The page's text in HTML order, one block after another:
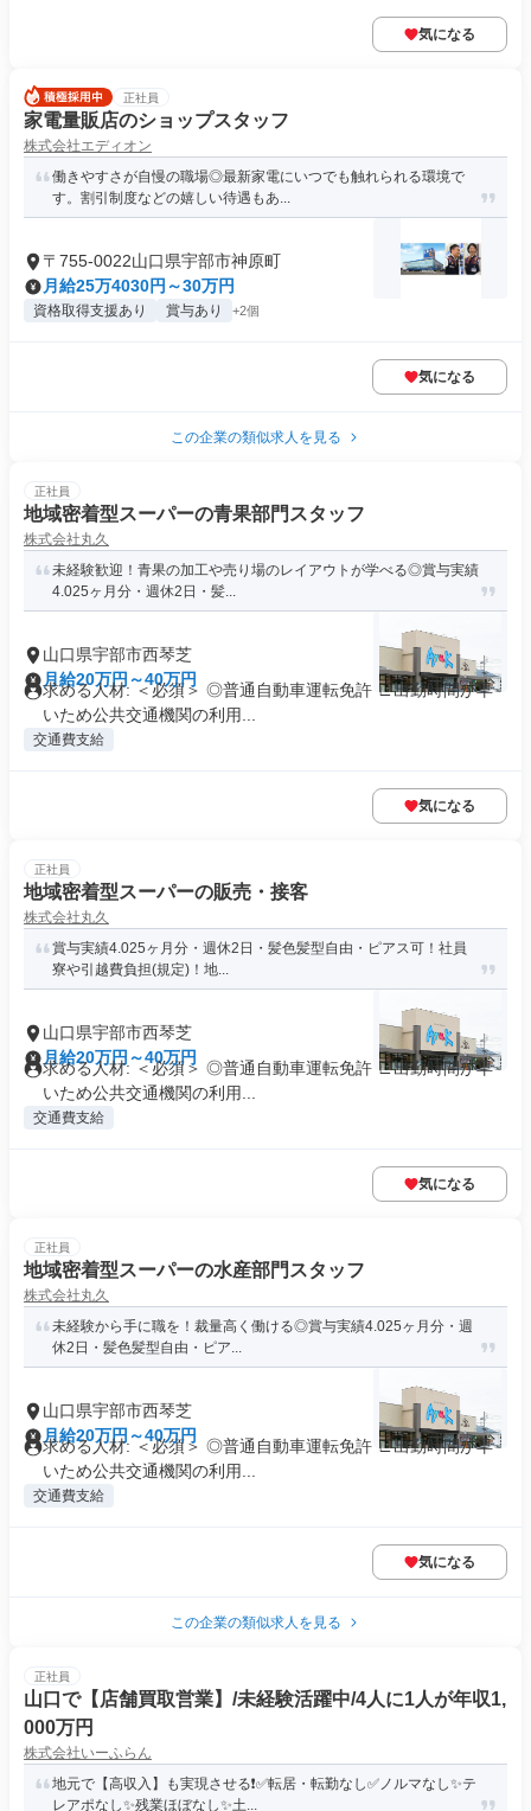
気になる
正社員
家電量販店のショップスタッフ
株式会社エディオン
働きやすさが自慢の職場◎最新家電にいつでも触れられる環境で
す。割引制度などの嬉しい待遇もあ...
〒755-0022山口県宇部市神原町
月給25万4030円～30万円
資格取得支援あり 賞与あり +2個
気になる
この企業の類似求人を見る
正社員
地域密着型スーパーの青果部門スタッフ
株式会社丸久
未経験歓迎！青果の加工や売り場のレイアウトが学べる◎賞与実績
4.025ヶ月分・週休2日・髪...
山口県宇部市西琴芝
月給20万円～40万円
求める人材: ＜必須＞ ◎普通自動車運転免許 ∟出勤時間が早
いため公共交通機関の利用...
交通費支給
気になる
正社員
地域密着型スーパーの販売・接客
株式会社丸久
賞与実績4.025ヶ月分・週休2日・髪色髪型自由・ピアス可！社員
寮や引越費負担(規定)！地...
山口県宇部市西琴芝
月給20万円～40万円
求める人材: ＜必須＞ ◎普通自動車運転免許 ∟出勤時間が早
いため公共交通機関の利用...
交通費支給
気になる
正社員
地域密着型スーパーの水産部門スタッフ
株式会社丸久
未経験から手に職を！裁量高く働ける◎賞与実績4.025ヶ月分・週
休2日・髪色髪型自由・ピア...
山口県宇部市西琴芝
月給20万円～40万円
求める人材: ＜必須＞ ◎普通自動車運転免許 ∟出勤時間が早
いため公共交通機関の利用...
交通費支給
気になる
この企業の類似求人を見る
正社員
山口で【店舗買取営業】/未経験活躍中/4人に1人が年収1,
000万円
株式会社いーふらん
地元で【高収入】も実現させる❗✅転居・転勤なし✅ノルマなし✨テ
レアポなし✨残業ほぼなし✨土...